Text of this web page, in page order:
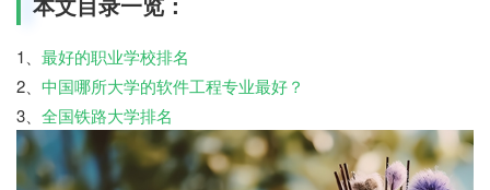
1、 最好的职业学校排名
2、 中国哪所大学的软件工程专业最好？
3、 全国铁路大学排名